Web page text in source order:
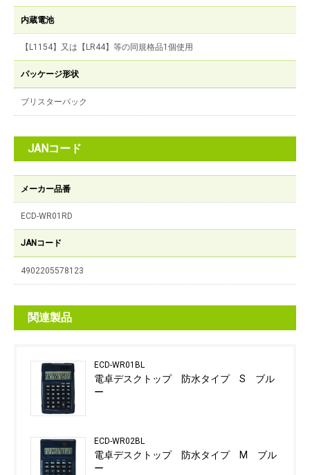
内蔵電池
【L1154】又は【LR44】等の同規格品1個使用
パッケージ形状
ブリスターパック
JANコード
メーカー品番
ECD-WR01RD
JANコード
4902205578123
関連製品
ECD-WR01BL
電卓デスクトップ 防水タイプ S ブル
ー
ECD-WR02BL
電卓デスクトップ 防水タイプ M ブル
ー